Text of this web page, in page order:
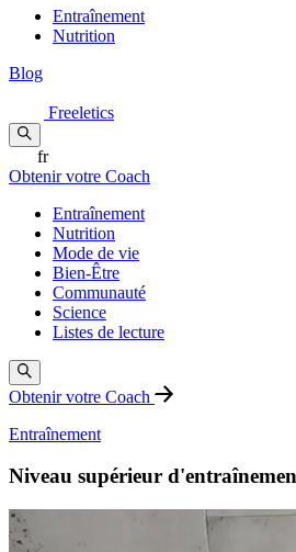
Entraînement
Nutrition
Blog
Freeletics
fr
Obtenir votre Coach
Entraînement
Nutrition
Mode de vie
Bien-Être
Communauté
Science
Listes de lecture
Obtenir votre Coach
Entraînement
Niveau supérieur